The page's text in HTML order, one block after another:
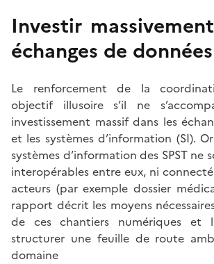
Investir
échanges de
Le renforcement de la
objectif illusoire s’il ne
investissement massif dans les
et les systèmes d’information (SI).
systèmes d’information des SPST ne
interopérables entre eux, ni
acteurs (par exemple dossier
rapport décrit les moyens
de ces chantiers numériques et
structurer une feuille de route
domaine